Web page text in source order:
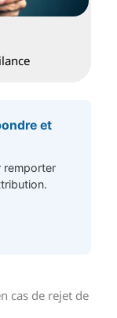
et
remporter
cas de rejet de